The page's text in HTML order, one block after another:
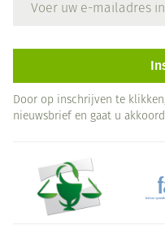
Door op inschrijven te
nieuwsbrief en gaat u